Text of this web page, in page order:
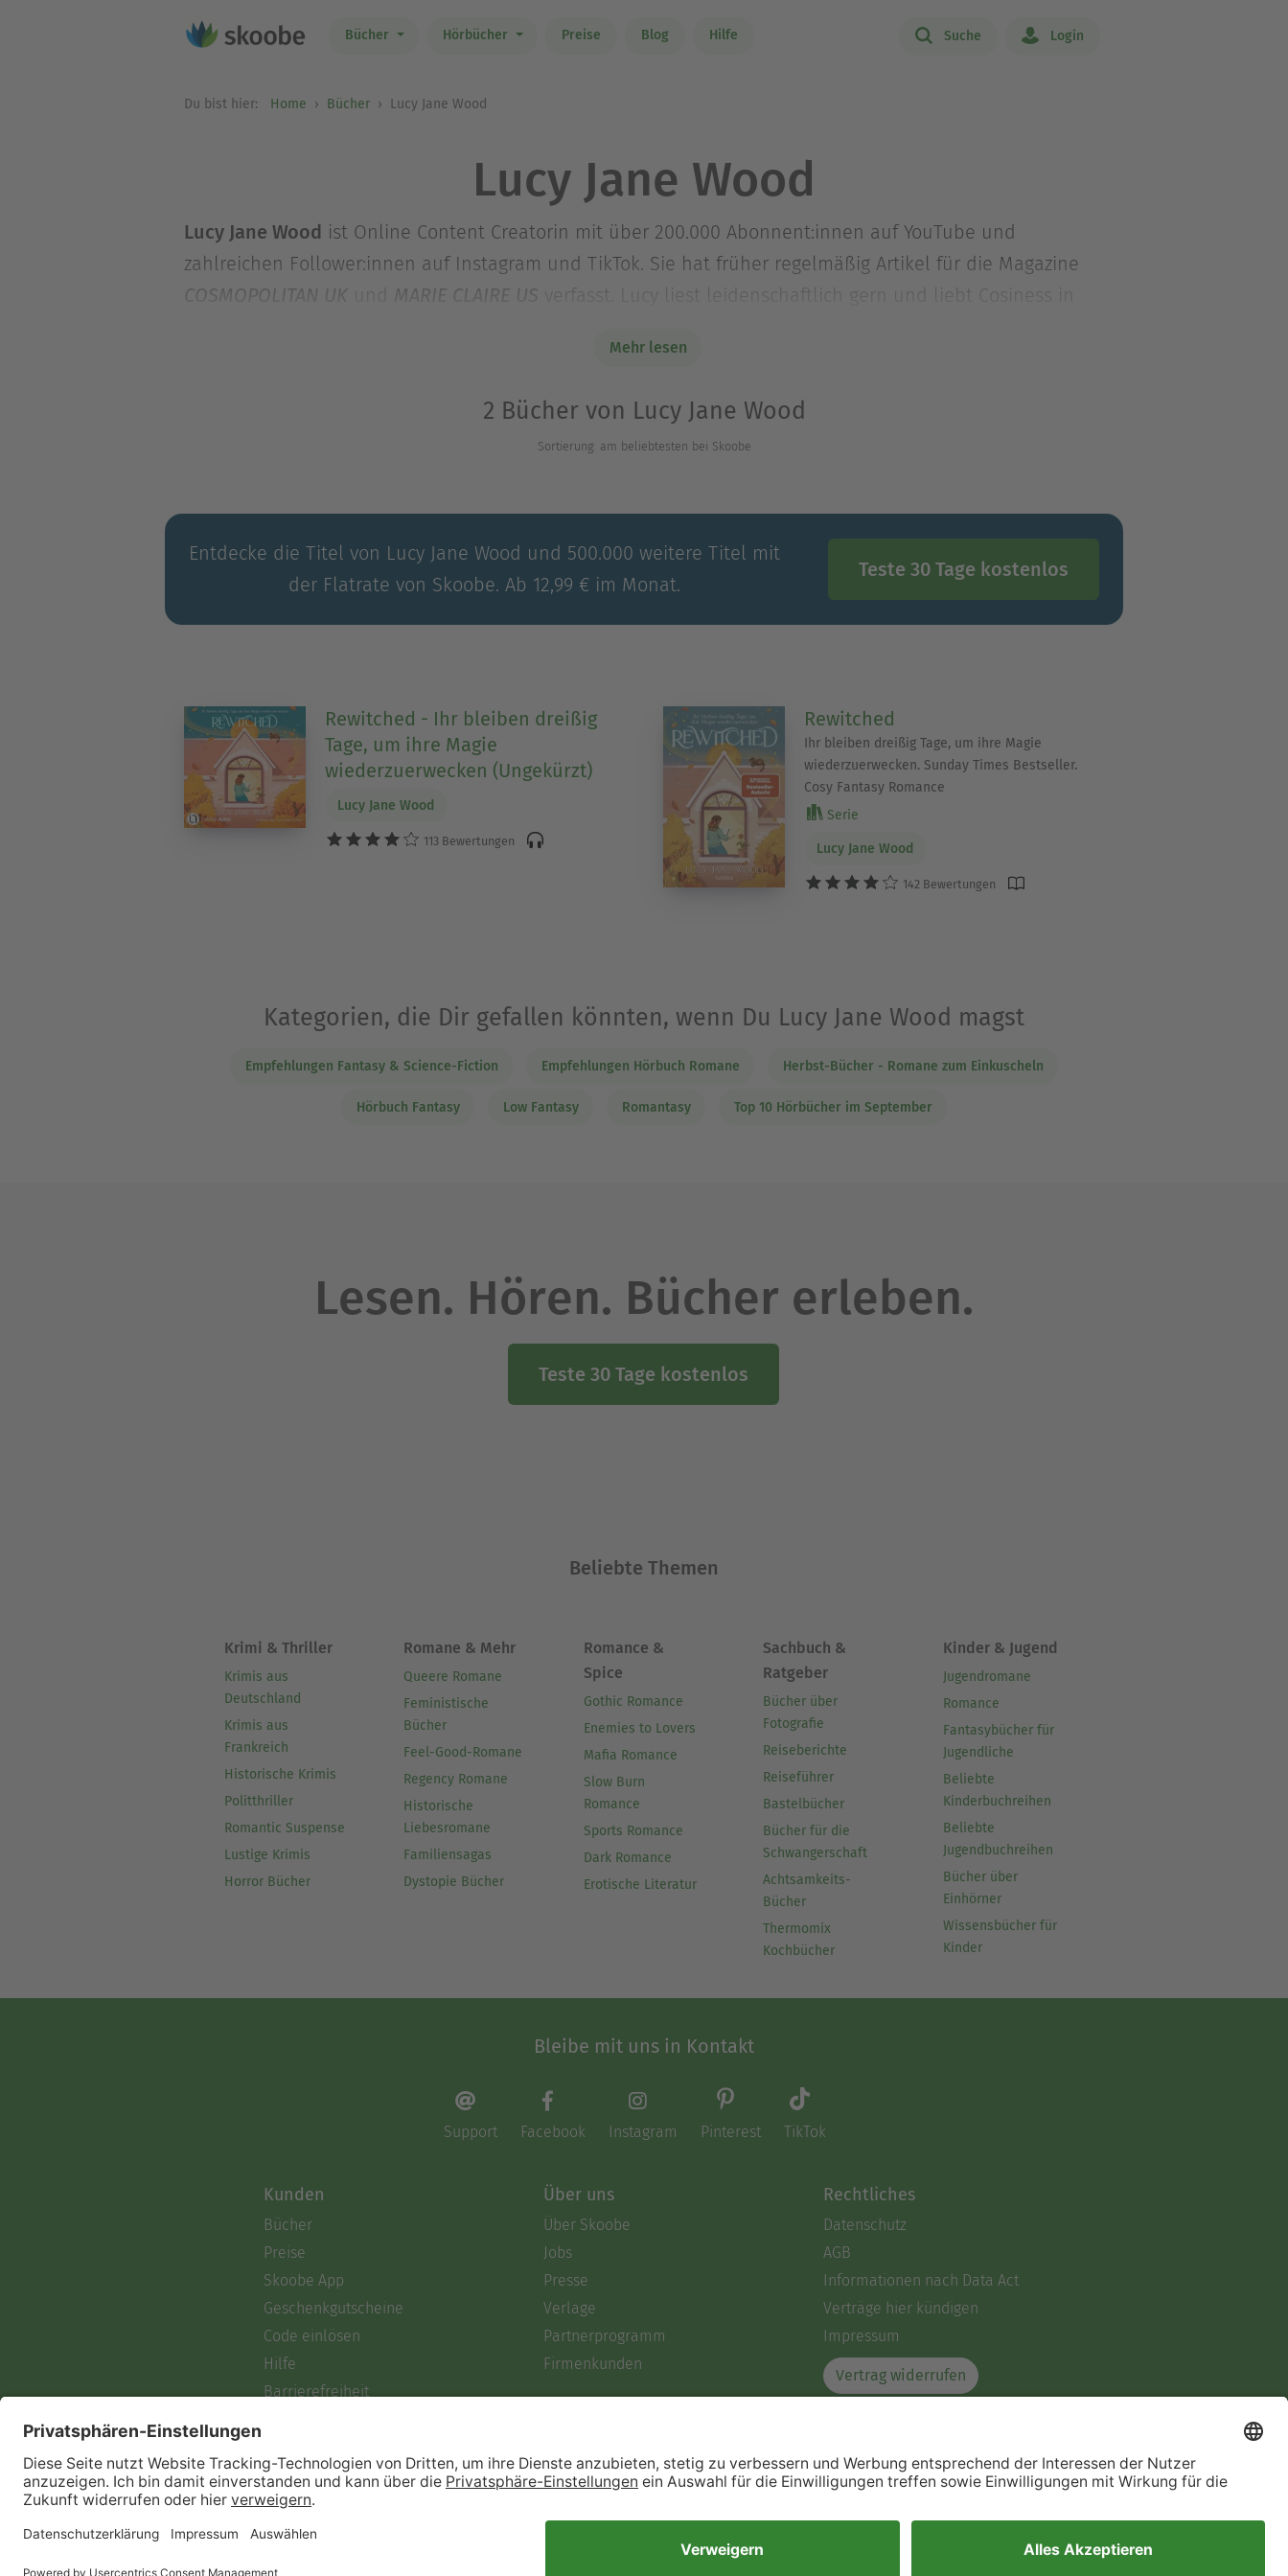
Bücher Hörbücher Preise Blog Hilfe Suche Login
Du bist hier: Home Bücher Lucy Jane Wood
Lucy Jane Wood
Lucy Jane Wood ist Online Content Creatorin mit über 200.000 Abonnent:innen auf YouTube und
zahlreichen Follower:innen auf Instagram und TikTok. Sie hat früher regelmäßig Artikel für die Magazine
COSMOPOLITAN UK MARIE CLAIRE US
verfasst. Lucy liest leidenschaftlich gern und liebt Cosiness in
sehr anhänglichen Katze in London. Ihre RomaneREWITCHED
Mehr lesen
2 Bücher von Lucy Jane Wood
Sortierung: am beliebtesten bei Skoobe
Entdecke die Titel von Lucy Jane Wood und 500.000 weitere Titel mit
der Flatrate von Skoobe. Ab 12,99 € im Monat.
Teste 30 Tage kostenlos
Rewitched - Ihr bleiben dreißig
Tage, um ihre Magie
wiederzuerwecken (Ungekürzt)
Lucy Jane Wood
113 Bewertungen
Rewitched
Ihr bleiben dreißig Tage, um ihre Magie
wiederzuerwecken. Sunday Times Bestseller.
Cosy Fantasy Romance
Serie
Lucy Jane Wood
142 Bewertungen
Kategorien, die Dir gefallen könnten, wenn Du Lucy Jane Wood magst
Empfehlungen Fantasy & Science-Fiction Empfehlungen Hörbuch Romane Herbst-Bücher - Romane zum Einkuscheln
Hörbuch Fantasy Low Fantasy Romantasy Top 10 Hörbücher im September
Lesen. Hören. Bücher erleben.
Teste 30 Tage kostenlos
Beliebte Themen
Krimi & Thriller
Krimis aus
Deutschland
Krimis aus
Frankreich
Historische Krimis
Politthriller
Romantic Suspense
Lustige Krimis
Horror Bücher
Romane & Mehr
Queere Romane
Feministische
Bücher
Feel-Good-Romane
Regency Romane
Historische
Liebesromane
Familiensagas
Dystopie Bücher
Romance &
Spice
Gothic Romance
Enemies to Lovers
Mafia Romance
Slow Burn
Romance
Sports Romance
Dark Romance
Erotische Literatur
Sachbuch &
Ratgeber
Bücher über
Fotografie
Reiseberichte
Reiseführer
Bastelbücher
Bücher für die
Schwangerschaft
Achtsamkeits-
Bücher
Thermomix
Kochbücher
Kinder & Jugend
Jugendromane
Romance
Fantasybücher für
Jugendliche
Beliebte
Kinderbuchreihen
Beliebte
Jugendbuchreihen
Bücher über
Einhörner
Wissensbücher für
Kinder
Bleibe mit uns in Kontakt
Support Facebook Instagram Pinterest TikTok
Kunden
Bücher
Preise
Skoobe App
Geschenkgutscheine
Code einlösen
Hilfe
Barrierefreiheit
Über uns
Über Skoobe
Jobs
Presse
Verlage
Partnerprogramm
Firmenkunden
Rechtliches
Datenschutz
AGB
Informationen nach Data Act
Verträge hier kündigen
Impressum
Vertrag widerrufen
Immer ein gutes Buch